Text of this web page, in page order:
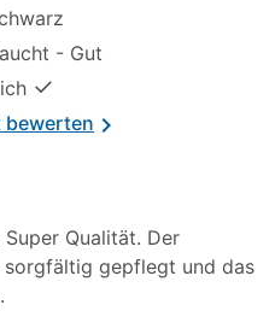
- Gut
✓
bewertenchevron_right
Qualität. Der
sorgfältig gepflegt und das